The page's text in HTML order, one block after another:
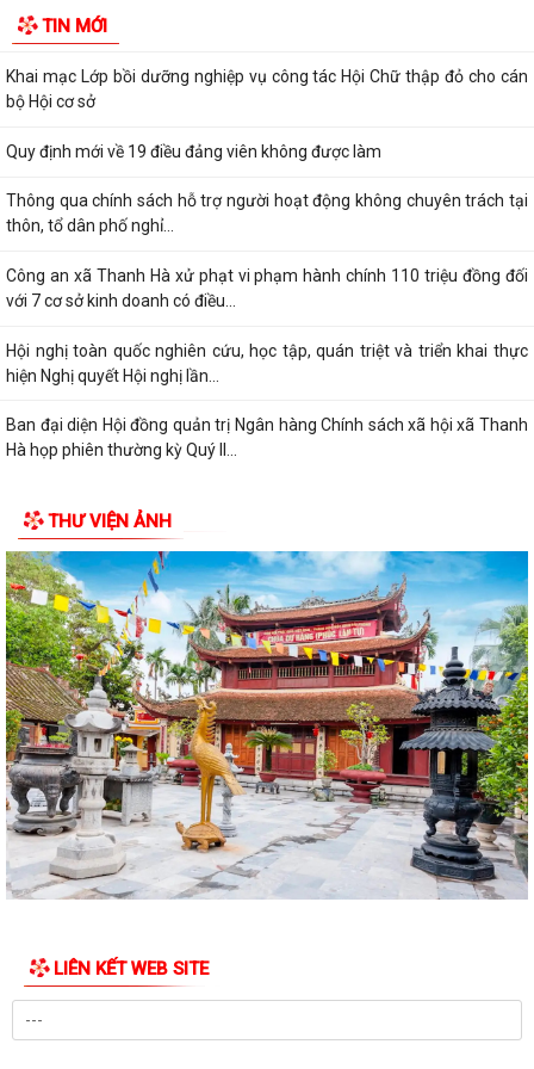
TIN MỚI
Mạc Đình Tường
Khai mạc Lớp bồi dưỡng nghiệp vụ công tác Hội Chữ thập đỏ cho cán
bộ Hội cơ sở
Quy định mới về 19 điều đảng viên không được làm
Thông qua chính sách hỗ trợ người hoạt động không chuyên trách tại
thôn, tổ dân phố nghỉ...
Công an xã Thanh Hà xử phạt vi phạm hành chính 110 triệu đồng đối
với 7 cơ sở kinh doanh có điều...
Hội nghị toàn quốc nghiên cứu, học tập, quán triệt và triển khai thực
hiện Nghị quyết Hội nghị lần...
Ban đại diện Hội đồng quản trị Ngân hàng Chính sách xã hội xã Thanh
Hà họp phiên thường kỳ Quý II...
Phụ nữ cơ sở năm 2026
Công an thành phố Hải Phòng khai giảng lớp bồi dưỡng nghiệp vụ cho
lực lượng tham gia bảo vệ an...
Lịch làm việc của Thường trực HĐND xã và Lãnh đạo UBND xã từ ngày
27/7/2026 đến ngày 31/7/2026
Thanh Hà tổ chức Lễ thắp nến tri ân các Anh hùng Liệt sĩ.
Ủy ban MTTQ Việt Nam xã Thanh Hà trao tặng di ảnh phục dựng và
quà tri ân các gia đình liệt sĩ
Ban Công tác 35 Đảng ủy xã sơ kết công tác 6 tháng đầu năm 2026
Thanh Hà gặp mặt cán bộ, công chức là con thương binh, bệnh binh
Xã Thanh Hà đẩy mạnh CCHC gắn với chuyển đổi số, nâng cao chất
lượng phục vụ nhân dân
Các đồng chí lãnh đạo xã kiểm tra tình hình hoạt động bến, bãi ven
THƯ VIỆN ẢNH
LIÊN KẾT WEB SITE